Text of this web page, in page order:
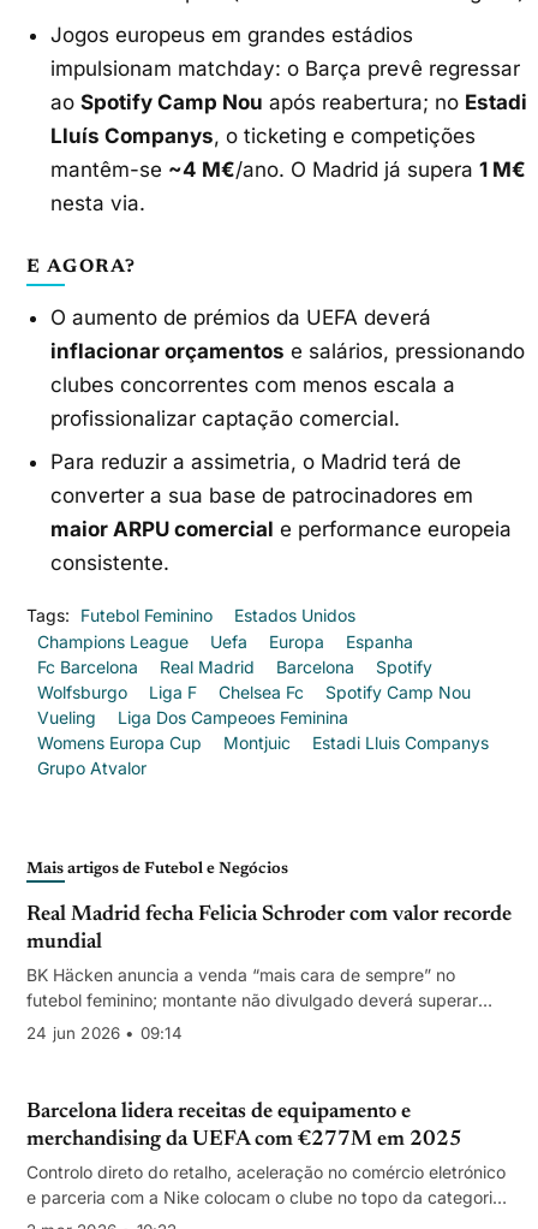
Jogos europeus em grandes estádios
impulsionam matchday: o Barça prevê regressar
aoSpotify Camp Nou após reabertura; no Estadi
Lluís Companys, o ticketing e competições
mantêm-se ~4 M€/ano. O Madrid já supera1 M€
nesta via.
E AGORA?
O aumento de prémios da UEFA deverá
inflacionar orçamentos e salários, pressionando
clubes concorrentes com menos escala a
profissionalizar captação comercial.
Para reduzir a assimetria, o Madrid terá de
converter a sua base de patrocinadores em
maior ARPU comercial e performance europeia
consistente.
Tags: Futebol Feminino
Estados Unidos
Champions League
Uefa Europa
Espanha
Fc Barcelona
Real Madrid Barcelona
Spotify
Wolfsburgo
Liga F Chelsea Fc
Spotify Camp Nou
Vueling
Liga Dos Campeoes Feminina
Womens Europa Cup
Montjuic
Estadi Lluis Companys
Grupo Atvalor
Mais artigos de Futebol e Negócios
Real Madrid fecha Felicia Schroder com valor recorde
mundial
BK Häcken anuncia a venda “mais cara de sempre” no
futebol feminino; montante não divulgado deverá superar
€1,38 M
24 jun 2026 • 09:14
Barcelona lidera receitas de equipamento e
merchandising da UEFA com €277M em 2025
Controlo direto do retalho, aceleração no comércio eletrónico
e parceria com a Nike colocam o clube no topo da categoria
de vestuário e licenciamento; total de receitas atinge €989M.